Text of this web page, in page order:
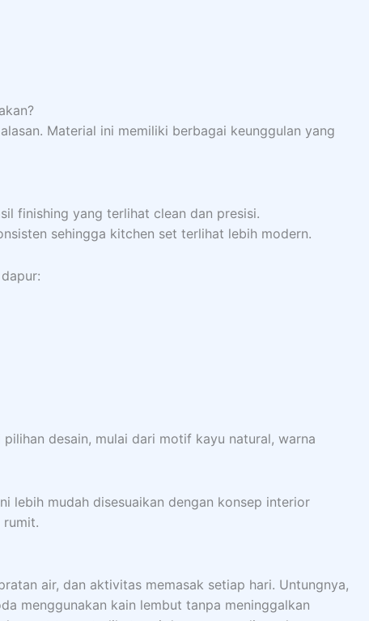
Material ini memiliki berbagai keunggulan yang
finishing yang terlihat clean dan presisi.
sehingga kitchen set terlihat lebih modern.
desain, mulai dari motif kayu natural, warna
lebih mudah disesuaikan dengan konsep interior
rumit.
air, dan aktivitas memasak setiap hari. Untungnya,
menggunakan kain lembut tanpa meninggalkan